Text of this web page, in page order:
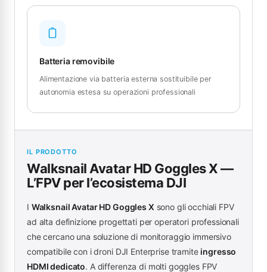
Batteria removibile
Alimentazione via batteria esterna sostituibile per
autonomia estesa su operazioni professionali
IL PRODOTTO
Walksnail Avatar HD Goggles X —
L’FPV per l’ecosistema DJI
I Walksnail Avatar HD Goggles X sono gli occhiali FPV
ad alta definizione progettati per operatori professionali
che cercano una soluzione di monitoraggio immersivo
compatibile con i droni DJI Enterprise tramite ingresso
HDMI dedicato. A differenza di molti goggles FPV